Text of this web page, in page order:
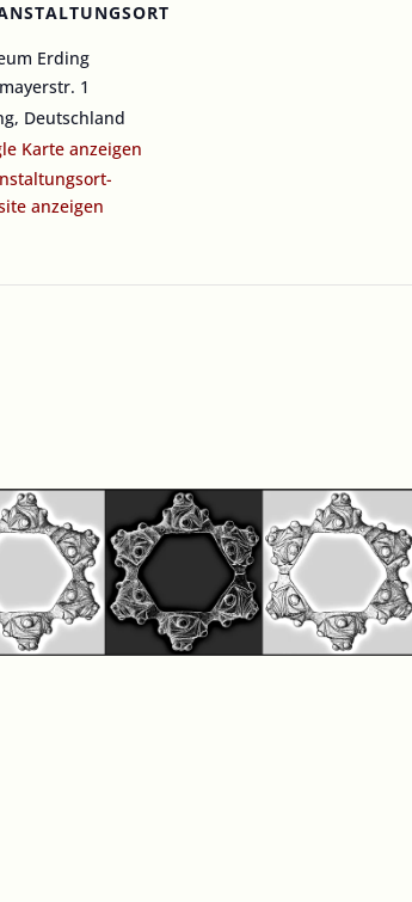
Erding
1
, Deutschland
Karte anzeigen
anzeigen